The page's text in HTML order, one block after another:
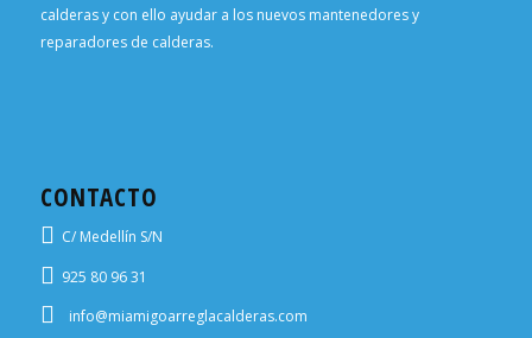
calderas y con ello ayudar a los nuevos mantenedores y
reparadores de calderas.
CONTACTO
C/ Medellín S/N
925 80 96 31
info@miamigoarreglacalderas.com